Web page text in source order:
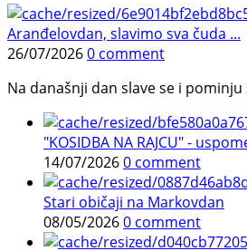
Aranđelovdan, slavimo sva čuda ...
26/07/20260 comment
Na današnji dan slave se i
"KOSIDBA NA RAJCU" -
14/07/20260 comment
Stari običaji na Markovdan
08/05/20260 comment